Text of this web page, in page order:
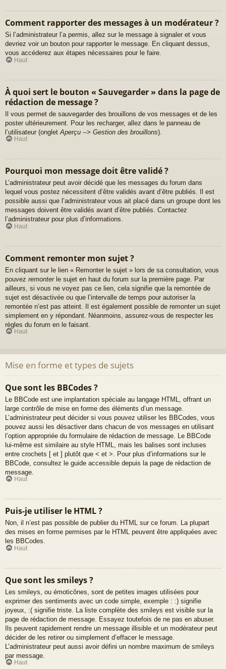
Comment rapporter des messages à un modérateur ?
Si l’administrateur l’a permis, allez sur le message à signaler et vous
devriez voir un bouton pour rapporter le message. En cliquant dessus,
vous accéderez aux étapes nécessaires pour le faire.
Haut
À quoi sert le bouton « Sauvegarder » dans la page de
rédaction de message ?
Il vous permet de sauvegarder des brouillons de vos messages et de les
poster ultérieurement. Pour les recharger, allez dans le panneau de
l’utilisateur (onglet Aperçu --> Gestion des brouillons).
Haut
Pourquoi mon message doit être validé ?
L’administrateur peut avoir décidé que les messages du forum dans
lequel vous postez nécessitent d’être validés avant d’être publiés. Il est
possible aussi que l’administrateur vous ait placé dans un groupe dont les
messages doivent être validés avant d’être publiés. Contactez
l’administrateur pour plus d’informations.
Haut
Comment remonter mon sujet ?
En cliquant sur le lien « Remonter le sujet » lors de sa consultation, vous
pouvez remonterle sujet en haut du forum sur la première page. Par
ailleurs, si vous ne voyez pas ce lien, cela signifie que la remontée de
sujet est désactivée ou que l’intervalle de temps pour autoriser la
remontée n’est pas atteint. Il est également possible de remonter un sujet
simplement en y répondant. Néanmoins, assurez-vous de respecter les
règles du forum en le faisant.
Haut
Mise en forme et types de sujets
Que sont les BBCodes ?
Le BBCode est une implantation spéciale au langage HTML, offrant un
large contrôle de mise en forme des éléments d’un message.
L’administrateur peut décider si vous pouvez utiliser les BBCodes, vous
pouvez aussi les désactiver dans chacun de vos messages en utilisant
l’option appropriée du formulaire de rédaction de message. Le BBCode
lui-même est similaire au style HTML, mais les balises sont incluses
entre crochets [ et ] plutôt que < et >. Pour plus d’informations sur le
BBCode, consultez le guide accessible depuis la page de rédaction de
message.
Haut
Puis-je utiliser le HTML ?
Non, il n’est pas possible de publier du HTML sur ce forum. La plupart
des mises en forme permises par le HTML peuvent être appliquées avec
les BBCodes.
Haut
Que sont les smileys ?
Les smileys, ou émoticônes, sont de petites images utilisées pour
exprimer des sentiments avec un code simple, exemple : :) signifie
joyeux, :( signifie triste. La liste complète des smileys est visible sur la
page de rédaction de message. Essayez toutefois de ne pas en abuser.
Ils peuvent rapidement rendre un message illisible et un modérateur peut
décider de les retirer ou simplement d’effacer le message.
L’administrateur peut aussi avoir défini un nombre maximum de smileys
par message.
Haut